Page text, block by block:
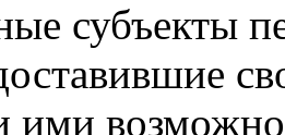
субъекты
ими